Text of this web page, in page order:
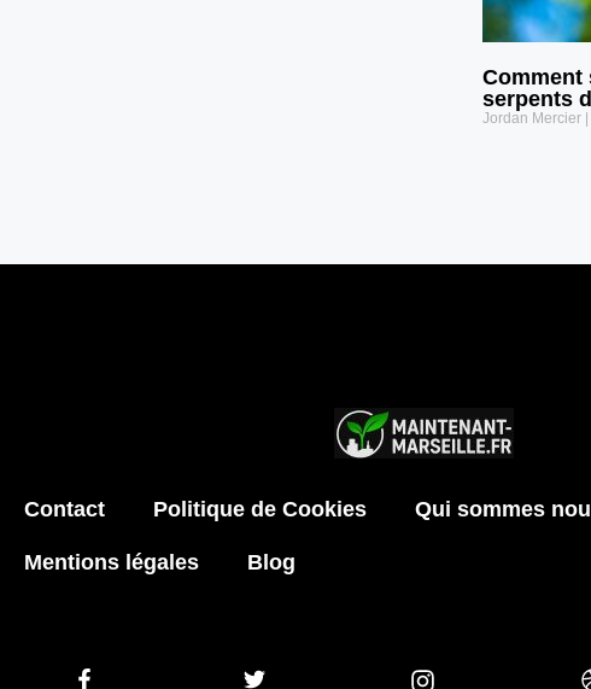
Comment
serpents
Jordan Mercier
Contact Politique de Cookies Qui sommes
Mentions légales Blog